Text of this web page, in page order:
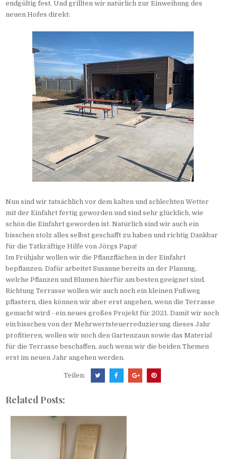
endgültig fest. Und grillten wir natürlich zur Einweihung des
neuen Hofes direkt:
Nun sind wir tatsächlich vor dem kalten und schlechten Wetter
mit der Einfahrt fertig geworden und sind sehr glücklich, wie
schön die Einfahrt geworden ist. Natürlich sind wir auch ein
bisschen stolz alles selbst geschafft zu haben und richtig Dankbar
für die Tatkräftige Hilfe von Jörgs Papa!
Im Frühjahr wollen wir die Pflanzflächen in der Einfahrt
bepflanzen. Dafür arbeitet Susanne bereits an der Planung,
welche Pflanzen und Blumen hierfür am besten geeignet sind.
Richtung Terrasse wollen wir auch noch ein kleinen Fußweg
pflastern, dies können wir aber erst angehen, wenn die Terrasse
gemacht wird - ein neues großes Projekt für 2021. Damit wir noch
ein bisschen von der Mehrwertsteuerreduzierung dieses Jahr
profitieren, wollen wir noch den Gartenzaun sowie das Material
für die Terrasse beschaffen, auch wenn wir die beiden Themen
erst im neuen Jahr angehen werden.
Teilen:
Related Posts: